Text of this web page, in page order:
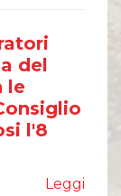
del
le
l'8
Leggi